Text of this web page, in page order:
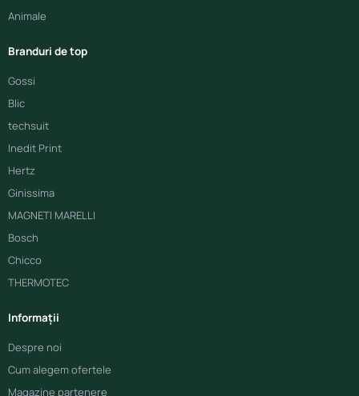
Animale
Branduri de top
Gossi
Blic
techsuit
Inedit Print
Hertz
Ginissima
MAGNETI MARELLI
Bosch
Chicco
THERMOTEC
Informații
Despre noi
Cum alegem ofertele
Magazine partenere